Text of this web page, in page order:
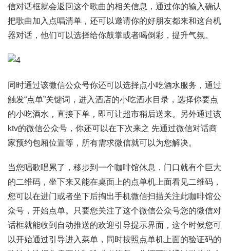
信对话框就会返回这个歌曲的相关信息，通过你的输入确认
把歌曲加入点唱清单，还可以邀请你的好朋友都来和这台机
器对话，他们可以选择给你鼓掌或者喝倒彩，提升气氛。
同时通过该微信公众号你还可以选择点小吃酒水服务，通过
触发“点单”关键词，进入酒店的小吃酒水目录，选择你要点
的小吃酒水，直接下单，即可让超市稍后送来。另外通过该
ktv的微信公众号，你还可以在下次来之 先通过微信对话商
家预约包厢位置等，所有需求微信就可以为您解决。
当您唱歌唱累了，移步到一个咖啡馆休息，门口就有个巨大
的二维码，坐下来又能在桌面上的点单机上面看见二维码，
您可以在进门或者坐下后掏出手机微信扫描关注此咖啡馆公
众号，开始点单。只要您关注了这个微信公众号您的微信对
话框就能收到自动推送的欢迎引导提示界面，这个时候您可
以开始通过引导进入菜单，同时按照点单机上面的验证码的